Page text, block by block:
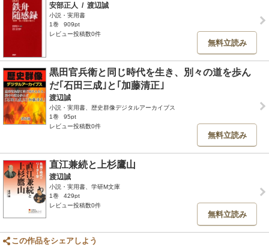
安部正人 / 渡辺誠
小説・実用書
1巻
909pt
レビュー投稿数0件
無料立読み
黒田官兵衛と同じ時代を生き、別々の道を歩ん
だ｢石田三成｣と｢加藤清正｣
渡辺誠
小説・実用書、歴史群像デジタルアーカイブス
1巻
95pt
レビュー投稿数0件
無料立読み
直江兼続と上杉鷹山
渡辺誠
小説・実用書、学研M文庫
1巻
429pt
レビュー投稿数0件
無料立読み
この作品をシェアしよう